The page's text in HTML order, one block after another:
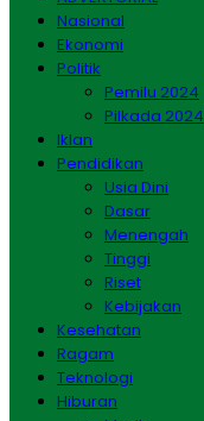
Nasional
Ekonomi
Politik
Pemilu 2024
Pilkada 2024
Iklan
Pendidikan
Usia Dini
Dasar
Menengah
Tinggi
Riset
Kebijakan
Kesehatan
Ragam
Teknologi
Hiburan